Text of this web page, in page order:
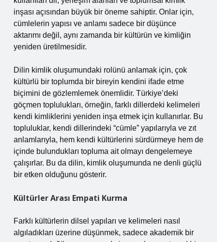
inşası açısından büyük bir öneme sahiptir. Onlar için,
cümlelerin yapısı ve anlamı sadece bir düşünce
aktarımı değil, aynı zamanda bir kültürün ve kimliğin
yeniden üretilmesidir.
Dilin kimlik oluşumundaki rolünü anlamak için, çok
kültürlü bir toplumda bir bireyin kendini ifade etme
biçimini de gözlemlemek önemlidir. Türkiye’deki
göçmen toplulukları, örneğin, farklı dillerdeki kelimeleri
kendi kimliklerini yeniden inşa etmek için kullanırlar. Bu
topluluklar, kendi dillerindeki “cümle” yapılarıyla ve zıt
anlamlarıyla, hem kendi kültürlerini sürdürmeye hem de
içinde bulundukları topluma ait olmayı dengelemeye
çalışırlar. Bu da dilin, kimlik oluşumunda ne denli güçlü
bir etken olduğunu gösterir.
Kültürler Arası Empati Kurma
Farklı kültürlerin dilsel yapıları ve kelimeleri nasıl
algıladıkları üzerine düşünmek, sadece akademik bir